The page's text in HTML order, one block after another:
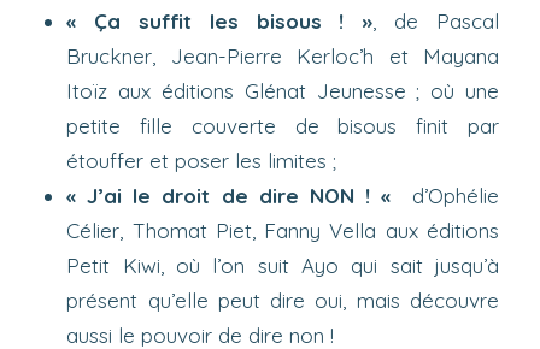
« Ça suffit les bisous ! » , de Pascal
Bruckner, Jean-Pierre Kerloc’h et Mayana
Itoïz aux éditions Glénat Jeunesse ; où une
petite fille couverte de bisous finit par
étouffer et poser les limites ;
« J’ai le droit de dire NON ! «
d’Ophélie
Célier, Thomat Piet, Fanny Vella aux éditions
Petit Kiwi, où l’on suit Ayo qui sait jusqu’à
présent qu’elle peut dire oui, mais découvre
aussi le pouvoir de dire non !